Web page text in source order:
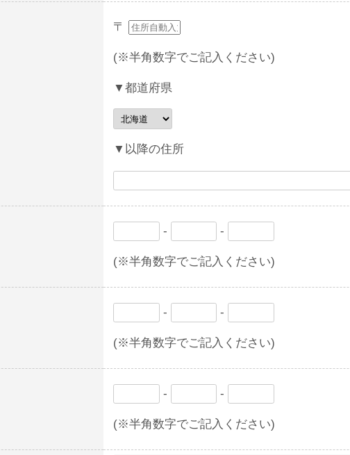
〒
(※半角数字でご記入ください)
▼都道府県
▼以降の住所
- -
(※半角数字でご記入ください)
- -
(※半角数字でご記入ください)
- -
(※半角数字でご記入ください)